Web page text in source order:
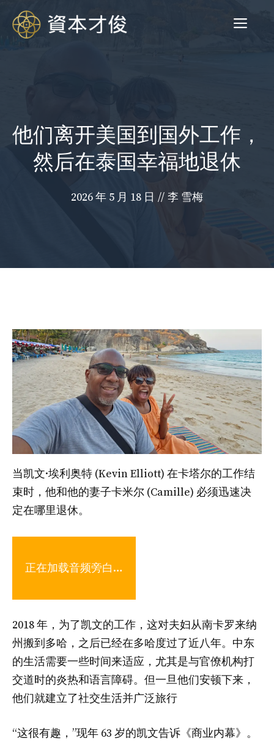
菜
他们离开美国到国外工作，
然后在泰国幸福地退休
2026 年 5 月 18 日 // 李 雪梅
当凯文·埃利奥特 (Kevin Elliott) 在卡塔尔的工作结
束时，他和他的妻子卡米尔 (Camille) 必须迅速决
定在哪里退休。
正在加载音频旁白…
2018 年，为了凯文的工作，这对夫妇从南卡罗来纳
州搬到多哈，之后已经在多哈度过了近八年。中东
的生活需要一些时间来适应，尤其是与官僚机构打
交道时的炎热和语言障碍。但一旦他们安顿下来，
他们就建立了社交生活并广泛旅行
“这很有趣，”现年 63 岁的凯文告诉《商业内幕》。